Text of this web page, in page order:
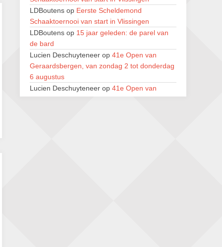
SIOK Rapid Schaaktoernooi
5 september 2026 · Oosterhout
Jan Schut Rapidtoernooi
5 september 2026 · Groningen
Kroeglopertoernooi Putten
5 september 2026 · Putten
LDBoutens op Eerste Scheldemond
Schaaktoernooi van start in Vlissingen
LDBoutens op 15 jaar geleden: de parel van
de bard
Lucien Deschuyteneer op 41e Open van
Geraardsbergen, van zondag 2 tot donderdag
6 augustus
Lucien Deschuyteneer op 41e Open van
Geraardsbergen, van zondag 2 tot donderdag